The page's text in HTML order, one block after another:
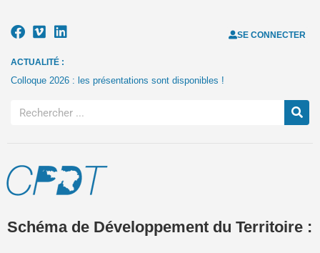
SE CONNECTER
ACTUALITÉ :
Colloque 2026 : les présentations sont disponibles !
Schéma de Développement du Territoire :